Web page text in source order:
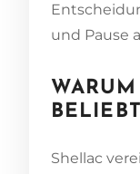
und Pause
Shellac